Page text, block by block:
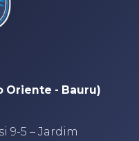
Oriente - Bauru)
9-5 – Jardim